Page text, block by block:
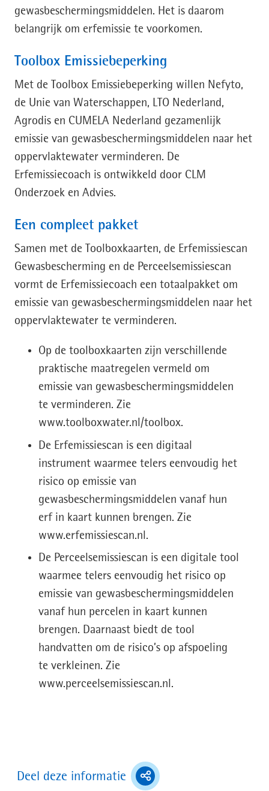
gewasbeschermingsmiddelen. Het is daarom
belangrijk om erfemissie te voorkomen.
Toolbox Emissiebeperking
Met de Toolbox Emissiebeperking willen Nefyto,
de Unie van Waterschappen, LTO Nederland,
Agrodis en CUMELA Nederland gezamenlijk
emissie van gewasbeschermingsmiddelen naar het
oppervlaktewater verminderen. De
Erfemissiecoach is ontwikkeld door CLM
Onderzoek en Advies.
Een compleet pakket
Samen met de Toolboxkaarten, de Erfemissiescan
Gewasbescherming en de Perceelsemissiescan
vormt de Erfemissiecoach een totaalpakket om
emissie van gewasbeschermingsmiddelen naar het
oppervlaktewater te verminderen.
Op de toolboxkaarten zijn verschillende
praktische maatregelen vermeld om
emissie van gewasbeschermingsmiddelen
te verminderen. Zie
www.toolboxwater.nl/toolbox.
De Erfemissiescan is een digitaal
instrument waarmee telers eenvoudig het
risico op emissie van
gewasbeschermingsmiddelen vanaf hun
erf in kaart kunnen brengen. Zie
www.erfemissiescan.nl.
De Perceelsemissiescan is een digitale tool
waarmee telers eenvoudig het risico op
emissie van gewasbeschermingsmiddelen
vanaf hun percelen in kaart kunnen
brengen. Daarnaast biedt de tool
handvatten om de risico’s op afspoeling
te verkleinen. Zie
www.perceelsemissiescan.nl.
Deel deze informatie (toont